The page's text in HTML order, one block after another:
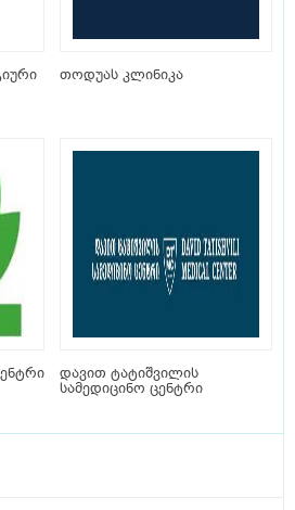
თოდუას კლინიკა
დავით ტატიშვილის
სამედიცინო ცენტრი